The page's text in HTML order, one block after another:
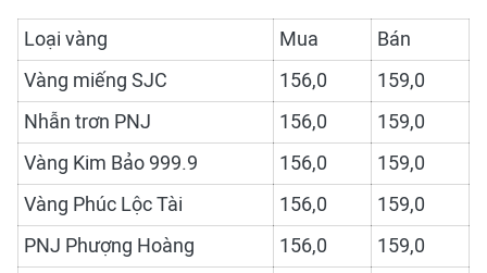
Loại vàng Mua
Bán
Vàng miếng SJC
156,0
159,0
Nhẫn trơn PNJ
156,0
159,0
Vàng Kim Bảo 999.9
156,0
159,0
Vàng Phúc Lộc Tài
156,0
159,0
PNJ Phượng Hoàng
156,0
159,0